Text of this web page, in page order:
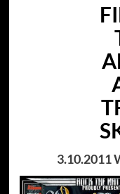
3.10.2011